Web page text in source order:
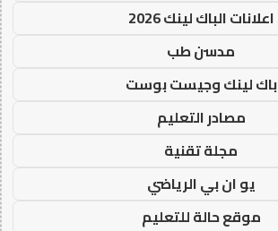
اعلانات الباك لينك 2026
مدسن طب
باك لينك وجيست بوست
مصادر التعليم
مجلة تقنية
يو ان بي الرياضي
موقع حالة للتعليم